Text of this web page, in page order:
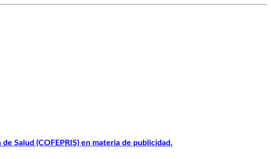
Salud (COFEPRIS) en materia de publicidad.